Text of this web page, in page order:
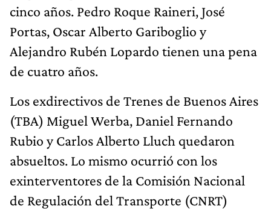
cinco años. Pedro Roque Raineri, José
Portas, Oscar Alberto Gariboglio y
Alejandro Rubén Lopardo tienen una pena
de cuatro años.
Los exdirectivos de Trenes de Buenos Aires
(TBA) Miguel Werba, Daniel Fernando
Rubio y Carlos Alberto Lluch quedaron
absueltos. Lo mismo ocurrió con los
exinterventores de la Comisión Nacional
de Regulación del Transporte (CNRT)